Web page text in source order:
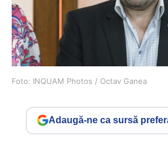
Foto: INQUAM Photos / Octav Ganea
Adaugă-ne ca sursă